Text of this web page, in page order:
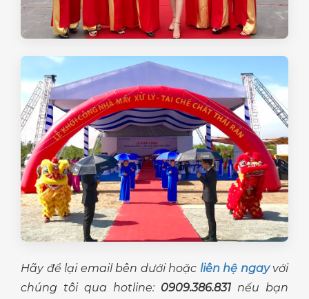
Hãy để lại email bên dưới hoặc liên hệ ngayvới
chúng tôi qua hotline: 0909.386.831 nếu bạn